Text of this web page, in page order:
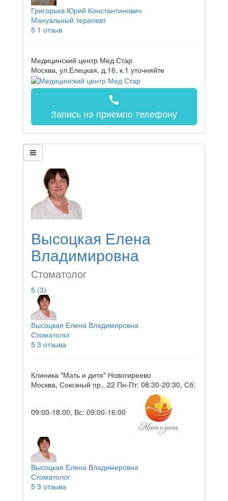
Григорьев Юрий Константинович
Мануальный терапевт
5 1 отзыв
Медицинский центр Мед Стар
Москва, ул.Елецкая, д.16, к.1 уточняйте
call
Запись на приемпо телефону
Высоцкая Елена
Владимировна
Стоматолог
5 (3)
Высоцкая Елена Владимировна
Стоматолог
5 3 отзыва
Клиника "Мать и дитя" Новогиреево
Москва, Союзный пр., 22 Пн-Пт: 08:30-20:30, Сб:
09:00-18:00, Вс: 09:00-16:00
Высоцкая Елена Владимировна
Стоматолог
5 3 отзыва